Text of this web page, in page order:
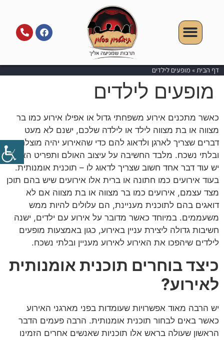
דף הבית» מופעים לילדים
מופעים לילדים
כאשר מתכנים אירוע משפחתי גדול או אפילו אירוע כמו בר
מצווה או בת מצווה לילד או לילדה שלכם, ישנם לא מעט
דברים שצריך לארגן ולדאוג להם כדי שהאירוע יהיה מוצלח
ובלתי נשכח. מלבד החשיבה על עיצוב האולם ותפריט האוכל,
יש עוד דבר אחד חשוב שצריך לדאוג לו – תוכנית אומנותית.
בעוד אירועים כמו חתונה או ברית אלו אירועים שיש בהם תוכן
מצד עצמם, אירועים כמו בר מצווה או בת מצווה אם לא
דואגים בהם לתוכנית מעניינת, הם עלולים להיות ממש
משעממים. במיוחד כאשר מדובר על אירוע עם ילדים, ישנה
חשיבות גדולה ליצירת עניין באירוע, כגון באמצעות מופעים
לילדים שיהפכו את האירוע לאירוע מעניין ובלתי נשכח.
כיצד בוחרים תוכנית אומנותית
לאירוע?
יש הרבה מאוד אפשרויות שעומדות בפני מארגני האירוע
כאשר באים לבחור תוכנית אומנותית. הרבה פעמים הדבר
הראשון שעולה בראש אלו תוכניות שאנשים אחרים הזמינו